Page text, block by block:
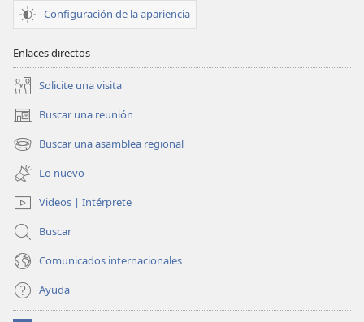
Configuración de la apariencia
Enlaces directos
Solicite una visita
Buscar una reunión
(abre
una
nueva
ventana)
Buscar una asamblea regional
(abre
una
nueva
ventana)
Lo nuevo
Videos | Intérprete
Buscar
Comunicados internacionales
Ayuda